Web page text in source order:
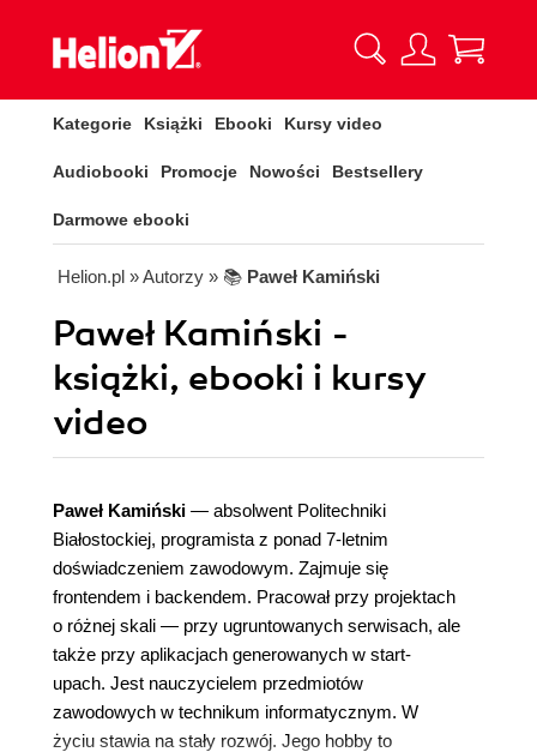
Kategorie Książki Ebooki Kursy video
Audiobooki Promocje Nowości Bestsellery
Darmowe ebooki
Helion.pl » Autorzy » 📚 Paweł Kamiński
Paweł Kamiński -
książki, ebooki i kursy
video
Paweł Kamiński — absolwent Politechniki
Białostockiej, programista z ponad 7-letnim
doświadczeniem zawodowym. Zajmuje się
frontendem i backendem. Pracował przy projektach
o różnej skali — przy ugruntowanych serwisach, ale
także przy aplikacjach generowanych w start-
upach. Jest nauczycielem przedmiotów
zawodowych w technikum informatycznym. W
życiu stawia na stały rozwój. Jego hobby to